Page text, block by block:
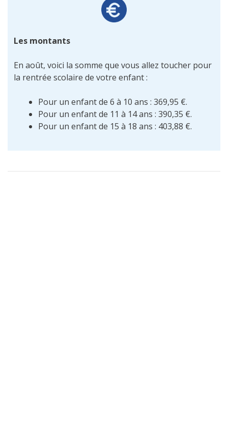
Les montants
En août, voici la somme que vous allez toucher pour
la rentrée scolaire de votre enfant :
Pour un enfant de 6 à 10 ans : 369,95 €.
Pour un enfant de 11 à 14 ans : 390,35 €.
Pour un enfant de 15 à 18 ans : 403,88 €.